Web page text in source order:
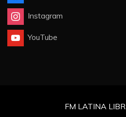
Instagram
YouTube
FM LATINA